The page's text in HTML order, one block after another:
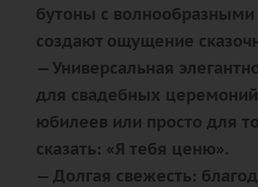
бутоны с волнообразными
создают ощущение
—Универсальная
для свадебных
юбилеев или просто для
сказать: «Я тебя ценю».
— Долгая свежесть: